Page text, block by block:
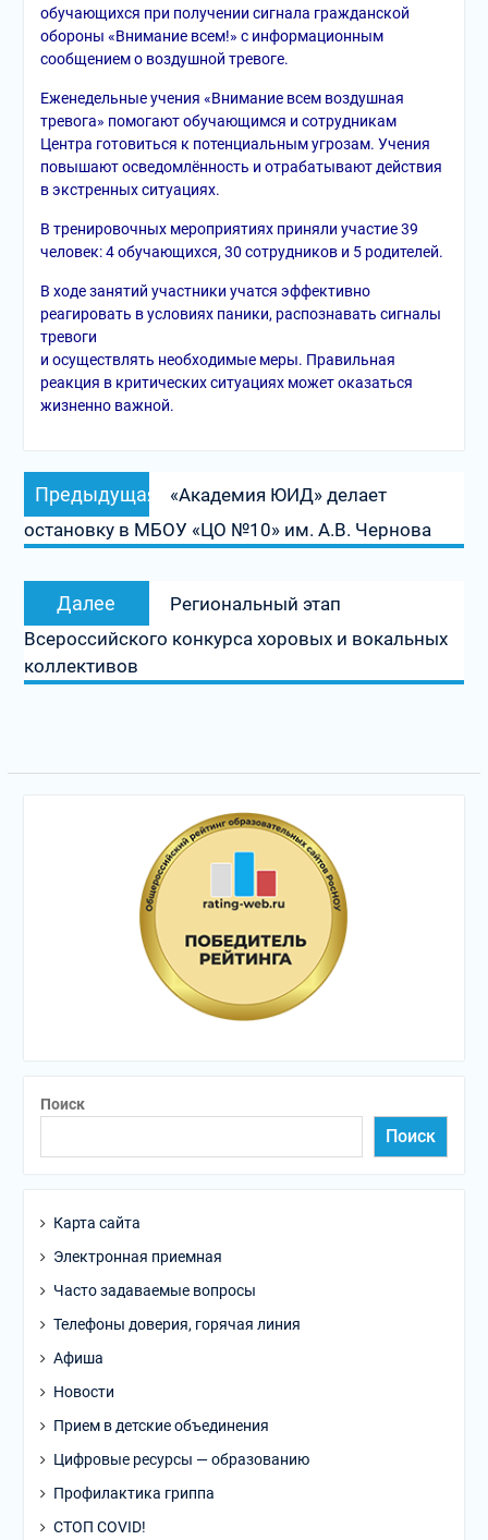
обучающихся при получении сигнала гражданской
обороны «Внимание всем!» с информационным
сообщением о воздушной тревоге.
Еженедельные учения «Внимание всем воздушная
тревога» помогают обучающимся и сотрудникам
Центра готовиться к потенциальным угрозам. Учения
повышают осведомлённость и отрабатывают действия
в экстренных ситуациях.
В тренировочных мероприятиях приняли участие 39
человек: 4 обучающихся, 30 сотрудников и 5 родителей.
В ходе занятий участники учатся эффективно
реагировать в условиях паники, распознавать сигналы
тревоги
и осуществлять необходимые меры. Правильная
реакция в критических ситуациях может оказаться
жизненно важной.
Навигация
по
записям
Предыдущая
запись:
«Академия ЮИД» делает
остановку в МБОУ «ЦО №10» им. А.В. Чернова
Далее
запись:
Региональный этап
Всероссийского конкурса хоровых и вокальных
коллективов
Поиск
Поиск
Карта сайта
Электронная приемная
Часто задаваемые вопросы
Телефоны доверия, горячая линия
Афиша
Новости
Прием в детские объединения
Цифровые ресурсы — образованию
Профилактика гриппа
СТОП COVID!